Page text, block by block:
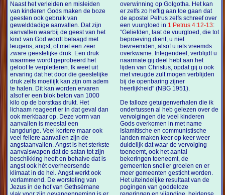
Naast het verleiden en misleiden
van kinderen Gods maken de boze
geesten ook gebruik van
gewelddadige aanvallen. Dat zijn
aanvallen waarbij de geest van het
kind van God wordt belaagd met
leugens, angst, of met een zeer
zware geestelijke druk. Een druk
waarmee wordt geprobeerd het
geloof te verpletteren. Ik weet uit
ervaring dat het door die geestelijke
druk zelfs moeilijk kan zijn om adem
te halen. Dit kan worden ervaren
alsof er een blok beton van 1000
kilo op de borstkas drukt. Het
lichaam reageert er in dat geval dan
ook merkbaar op. Deze vorm van
aanvallen is meestal een
langdurige. Veel kortere maar ook
veel fellere aanvallen zijn de
angstaanvallen. Angst is het sterkste
aanvalswapen dat de satan tot zijn
beschikking heeft en behalve dat is
angst ook hét overheersende
klimaat in de hel. Angst werkt ook
verlammend. De worsteling van
Jezus in de hof van Gethsémane
overwinning op Golgotha. Het kan
er zelfs zo heftig aan toe gaan dat
de apostel Petrus zelfs schreef over
een vuurgloed in 1 Petrus 4:12-13:
“Geliefden, laat de vuurgloed, die tot
beproeving dient, u niet
bevreemden, alsof u iets vreemds
overkwame. Integendeel, verblijdt u
naarmate gij deel hebt aan het
lijden van Christus, opdat gij u ook
met vreugde zult mogen verblijden
bij de openbaring zijner
heerlijkheid” (NBG 1951).
De talloze getuigenverhalen die ik
ondertussen al heb gelezen over de
vervolgingen die veel kinderen
Gods overkomen in met name
Islamitische en communistische
landen maken keer op keer weer
duidelijk dat waar de vervolging
toeneemt, ook het aantal
bekeringen toeneemt, de
gemeenten sneller groeien en er
meer gemeenten gesticht worden.
Het uiteindelijke resultaat van de
pogingen van goddeloze